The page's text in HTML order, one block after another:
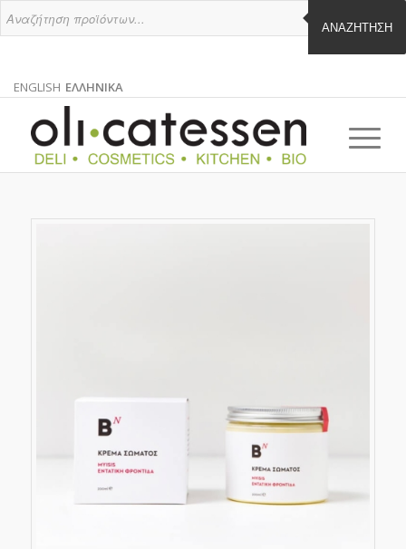
ΑΝΑΖΉΤΗΣΗ
ENGLISH
ΑΓΓΛΙΚΑ
ΕΛΛΗΝΙΚΑ
ΕΛΛΗΝΙΚΑ
EL